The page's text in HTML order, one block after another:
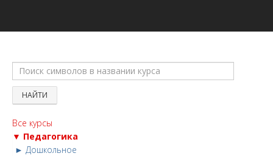
Все курсы
▼ Педагогика
► Дошкольное